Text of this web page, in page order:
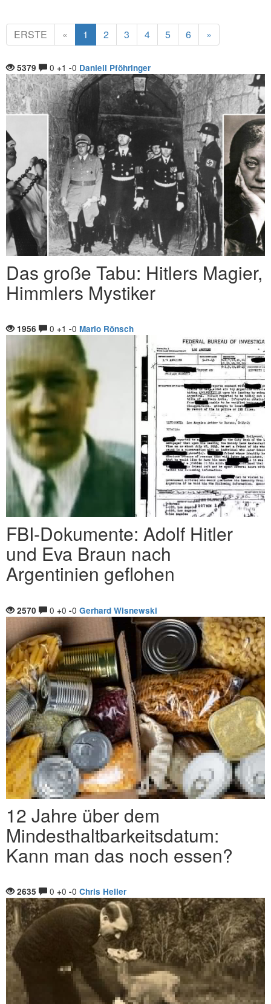
ERSTE « 1 2 3 4 5 6 »
5379 0 +1 -0 Daniell Pföhringer
Das große Tabu: Hitlers Magier,
Himmlers Mystiker
1956 0 +1 -0 Mario Rönsch
FBI-Dokumente: Adolf Hitler
und Eva Braun nach
Argentinien geflohen
2570 0 +0 -0 Gerhard Wisnewski
12 Jahre über dem
Mindesthaltbarkeitsdatum:
Kann man das noch essen?
2635 0 +0 -0 Chris Heller